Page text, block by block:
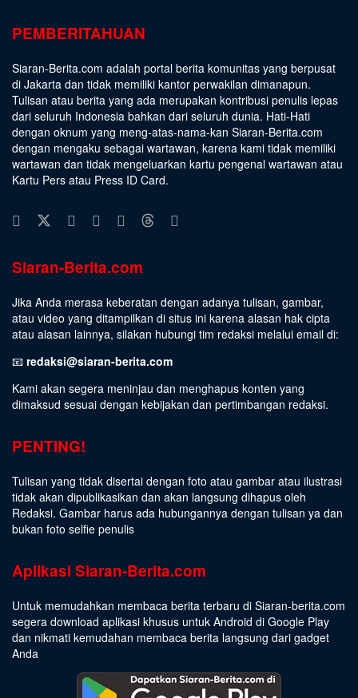
PEMBERITAHUAN
Siaran-Berita.com adalah portal berita komunitas yang berpusat
di Jakarta dan tidak memiliki kantor perwakilan dimanapun.
Tulisan atau berita yang ada merupakan kontribusi penulis lepas
dari seluruh Indonesia bahkan dari seluruh dunia. Hati-Hati
dengan oknum yang meng-atas-nama-kan Siaran-Berita.com
dengan mengaku sebagai wartawan, karena kami tidak memiliki
wartawan dan tidak mengeluarkan kartu pengenal wartawan atau
Kartu Pers atau Press ID Card.
Siaran-Berita.com
Jika Anda merasa keberatan dengan adanya tulisan, gambar,
atau video yang ditampilkan di situs ini karena alasan hak cipta
atau alasan lainnya, silakan hubungi tim redaksi melalui email di:
📧 redaksi@siaran-berita.com
Kami akan segera meninjau dan menghapus konten yang
dimaksud sesuai dengan kebijakan dan pertimbangan redaksi.
PENTING!
Tulisan yang tidak disertai dengan foto atau gambar atau ilustrasi
tidak akan dipublikasikan dan akan langsung dihapus oleh
Redaksi. Gambar harus ada hubungannya dengan tulisan ya dan
bukan foto selfie penulis
Aplikasi Siaran-Berita.com
Untuk memudahkan membaca berita terbaru di Siaran-berita.com
segera download aplikasi khusus untuk Android di Google Play
dan nikmati kemudahan membaca berita langsung dari gadget
Anda